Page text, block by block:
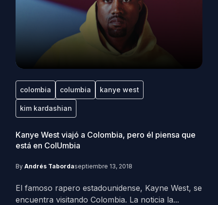
colombia columbia kanye west
kim kardashian
Kanye West viajó a Colombia, pero él piensa que
está en ColUmbia
By Andrés Tabordaseptiembre 13, 2018
El famoso rapero estadounidense, Kayne West, se
encuentra visitando Colombia. La noticia la...